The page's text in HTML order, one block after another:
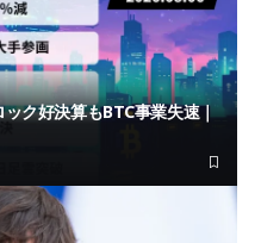
ク好決算もBTC事業失速｜